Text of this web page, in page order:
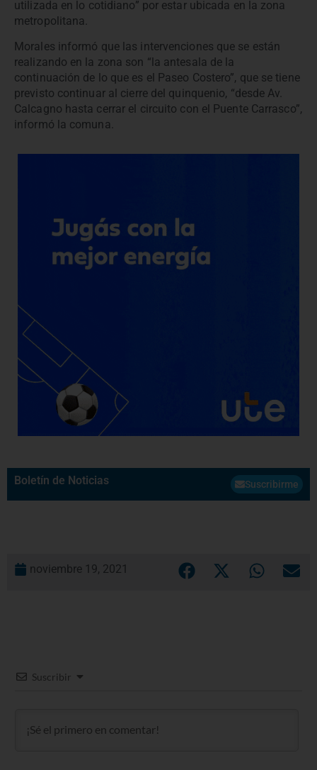
utilizada en lo cotidiano” por estar ubicada en la zona
metropolitana.
Morales informó que las intervenciones que se están
realizando en la zona son “la antesala de la
continuación de lo que es el Paseo Costero”, que se tiene
previsto continuar al cierre del quinquenio, “desde Av.
Calcagno hasta cerrar el circuito con el Puente Carrasco”,
informó la comuna.
Boletín de Noticias Suscribirme
noviembre 19, 2021
Suscribir